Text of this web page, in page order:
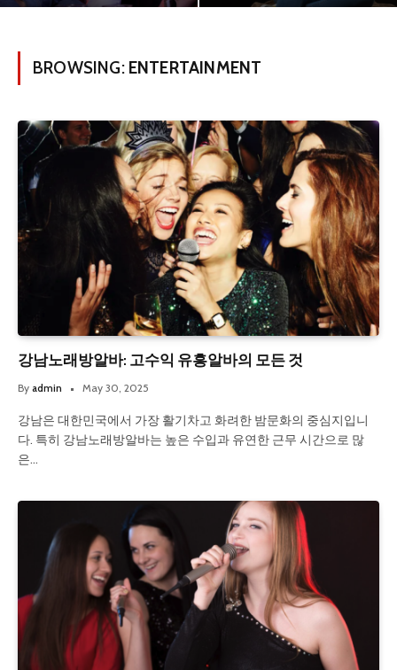
BROWSING: ENTERTAINMENT
강남노래방알바: 고수익 유흥알바의 모든 것
By admin May 30, 2025
강남은 대한민국에서 가장 활기차고 화려한 밤문화의 중심지입니
다. 특히 강남노래방알바는 높은 수입과 유연한 근무 시간으로 많
은…